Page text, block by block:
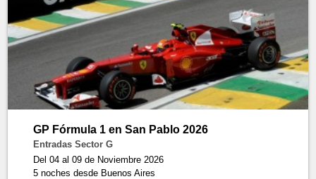
GP Fórmula 1 en San Pablo 2026
Entradas Sector G
Del 04 al 09 de Noviembre 2026
5 nochesdesde Buenos Aires